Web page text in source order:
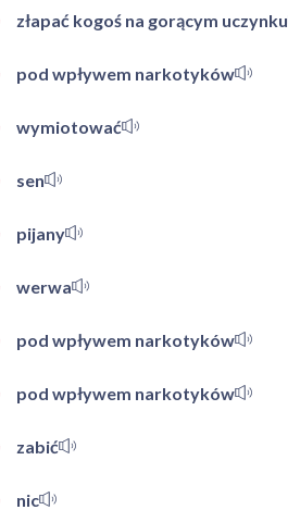
złapać kogoś na gorącym uczynku
pod wpływem narkotyków
wymiotować
sen
pijany
werwa
pod wpływem narkotyków
pod wpływem narkotyków
zabić
nic